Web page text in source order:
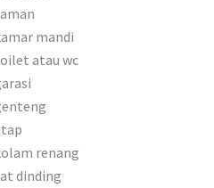
mandi
atau wc
renang
dinding